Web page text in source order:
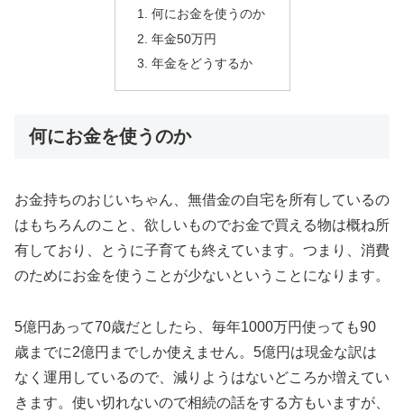
何にお金を使うのか
年金50万円
年金をどうするか
何にお金を使うのか
お金持ちのおじいちゃん、無借金の自宅を所有しているの
はもちろんのこと、欲しいものでお金で買える物は概ね所
有しており、とうに子育ても終えています。つまり、消費
のためにお金を使うことが少ないということになります。
5億円あって70歳だとしたら、毎年1000万円使っても90
歳までに2億円までしか使えません。5億円は現金な訳は
なく運用しているので、減りようはないどころか増えてい
きます。使い切れないので相続の話をする方もいますが、